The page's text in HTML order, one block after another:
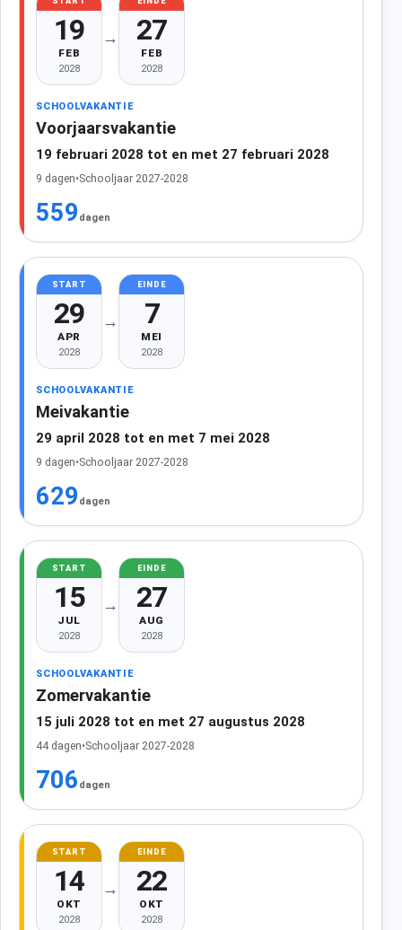
19
FEB
2028
→ 27
FEB
2028
SCHOOLVAKANTIE
Voorjaarsvakantie
19 februari 2028 tot en met 27 februari 2028
9 dagen•Schooljaar 2027-2028
559 dagen
START
29
APR
2028
→
EINDE
7
MEI
2028
SCHOOLVAKANTIE
Meivakantie
29 april 2028 tot en met 7 mei 2028
9 dagen•Schooljaar 2027-2028
629 dagen
START
15
JUL
2028
→
EINDE
27
AUG
2028
SCHOOLVAKANTIE
Zomervakantie
15 juli 2028 tot en met 27 augustus 2028
44 dagen•Schooljaar 2027-2028
706 dagen
START
14
OKT
2028
→
EINDE
22
OKT
2028